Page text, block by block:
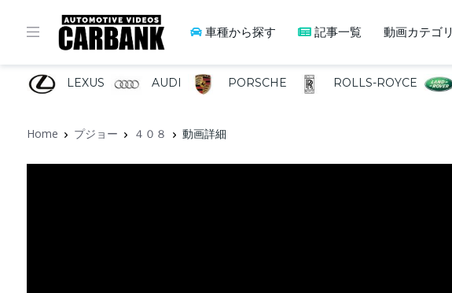
車種から探す 記事一覧 動画カテゴリ
LEXUS AUDI PORSCHE ROLLS-ROYCE
Home プジョー ４０８ 動画詳細